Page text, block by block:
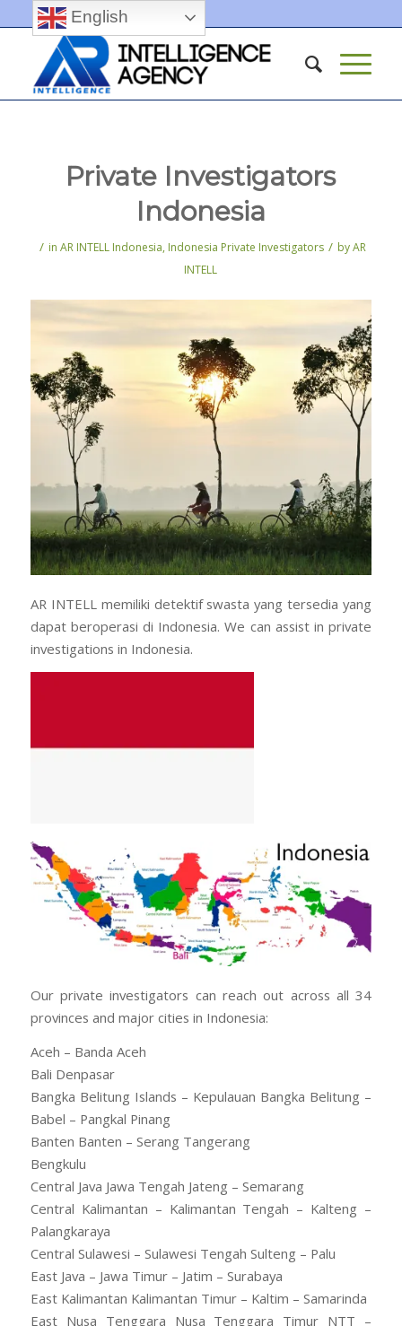
Private Investigators
Indonesia
/ inAR INTELL Indonesia, Indonesia Private Investigators / byAR
INTELL
AR INTELL memiliki detektif swasta yang tersedia yang
dapat beroperasi di Indonesia. We can assist in private
investigations in Indonesia.
Our private investigators can reach out across all 34
provinces and major cities in Indonesia:
Aceh – Banda Aceh
Bali Denpasar
Bangka Belitung Islands – Kepulauan Bangka Belitung –
Babel – Pangkal Pinang
Banten Banten – Serang Tangerang
Bengkulu
Central Java Jawa Tengah Jateng – Semarang
Central Kalimantan – Kalimantan Tengah – Kalteng –
Palangkaraya
Central Sulawesi – Sulawesi Tengah Sulteng – Palu
East Java – Jawa Timur – Jatim – Surabaya
East Kalimantan Kalimantan Timur – Kaltim – Samarinda
East Nusa Tenggara Nusa Tenggara Timur NTT –
English